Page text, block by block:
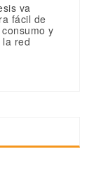
va
fácil de
y
red